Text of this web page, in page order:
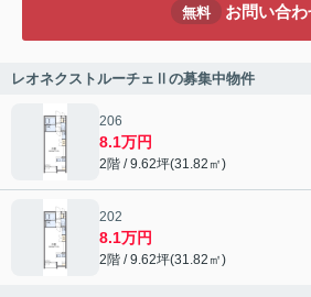
無料 お問い合わ
レオネクストルーチェⅡの募集中物件
206
8.1万円
2階 / 9.62坪(31.82㎡)
202
8.1万円
2階 / 9.62坪(31.82㎡)